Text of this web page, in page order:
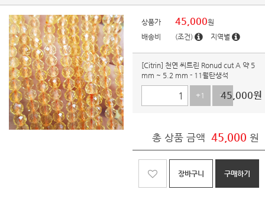
상품가 45,000원
배송비
(조건) 지역별
[Citrin] 천연 씨트린 Ronud cut A 약 5
mm ~ 5.2 mm - 11월탄생석
+1 -1
45,000원
총 상품 금액 45,000 원
장바구니 구매하기